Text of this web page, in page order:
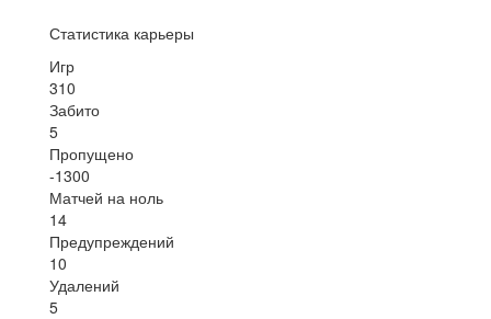
Статистика карьеры
Игр
310
Забито
5
Пропущено
-1300
Матчей на ноль
14
Предупреждений
10
Удалений
5